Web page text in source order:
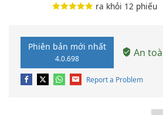
ra khỏi 12 phiếu
Phiên bản mới nhất
4.0.698 An
Report a Problem